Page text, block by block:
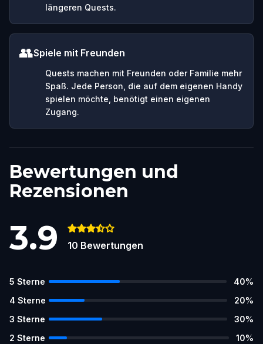
längeren Quests.
👥Spiele mit Freunden
Quests machen mit Freunden oder Familie mehr
Spaß. Jede Person, die auf dem eigenen Handy
spielen möchte, benötigt einen eigenen
Zugang.
Bewertungen und
Rezensionen
3.9 10 Bewertungen
5 Sterne 40%
4 Sterne 20%
3 Sterne 30%
2 Sterne 10%